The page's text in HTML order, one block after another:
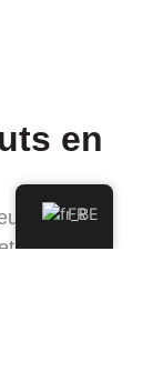
en
de vous
prenez
FR